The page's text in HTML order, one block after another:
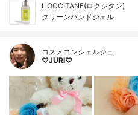
L'OCCITANE(ロクシタン)
クリーンハンドジェル
コスメコンシェルジュ
♡JURI♡